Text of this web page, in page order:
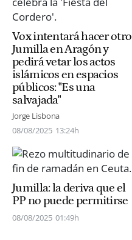
Vox intentará hacer otro
Jumilla en Aragón y
pedirá vetar los actos
islámicos en espacios
públicos: "Es una
salvajada"
Jorge Lisbona
08/08/2025 13:24h
Jumilla: la deriva que el
PP no puede permitirse
08/08/2025 01:49h